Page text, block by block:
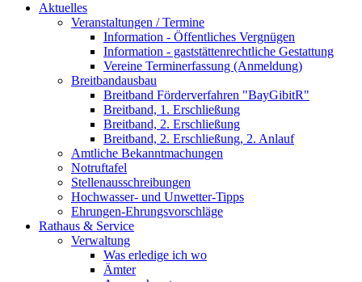
Aktuelles
Veranstaltungen / Termine
Information - Öffentliches Vergnügen
Information - gaststättenrechtliche Gestattung
Vereine Terminerfassung (Anmeldung)
Breitbandausbau
Breitband Förderverfahren "BayGibitR"
Breitband, 1. Erschließung
Breitband, 2. Erschließung
Breitband, 2. Erschließung, 2. Anlauf
Amtliche Bekanntmachungen
Notruftafel
Stellenausschreibungen
Hochwasser- und Unwetter-Tipps
Ehrungen-Ehrungsvorschläge
Rathaus & Service
Verwaltung
Was erledige ich wo
Ämter